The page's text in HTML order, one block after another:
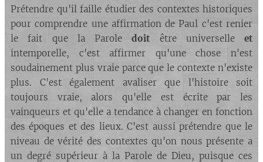
Prétendre qu'il faille étudier des contextes historiques
pour comprendre une affirmation de Paul c'est renier
le fait que la Paroledoit être universelle et
intemporelle, c'est affirmer qu'une chose n'est
soudainement plus vraie parce que le contexte n'existe
plus. C'est également avaliser que l'histoire soit
toujours vraie, alors qu'elle est écrite par les
vainqueurs et qu'elle a tendance à changer en fonction
des époques et des lieux. C'est aussi prétendre que le
niveau de vérité des contextes qu'on nous présente a
un degré supérieur à la Parole de Dieu, puisque ces